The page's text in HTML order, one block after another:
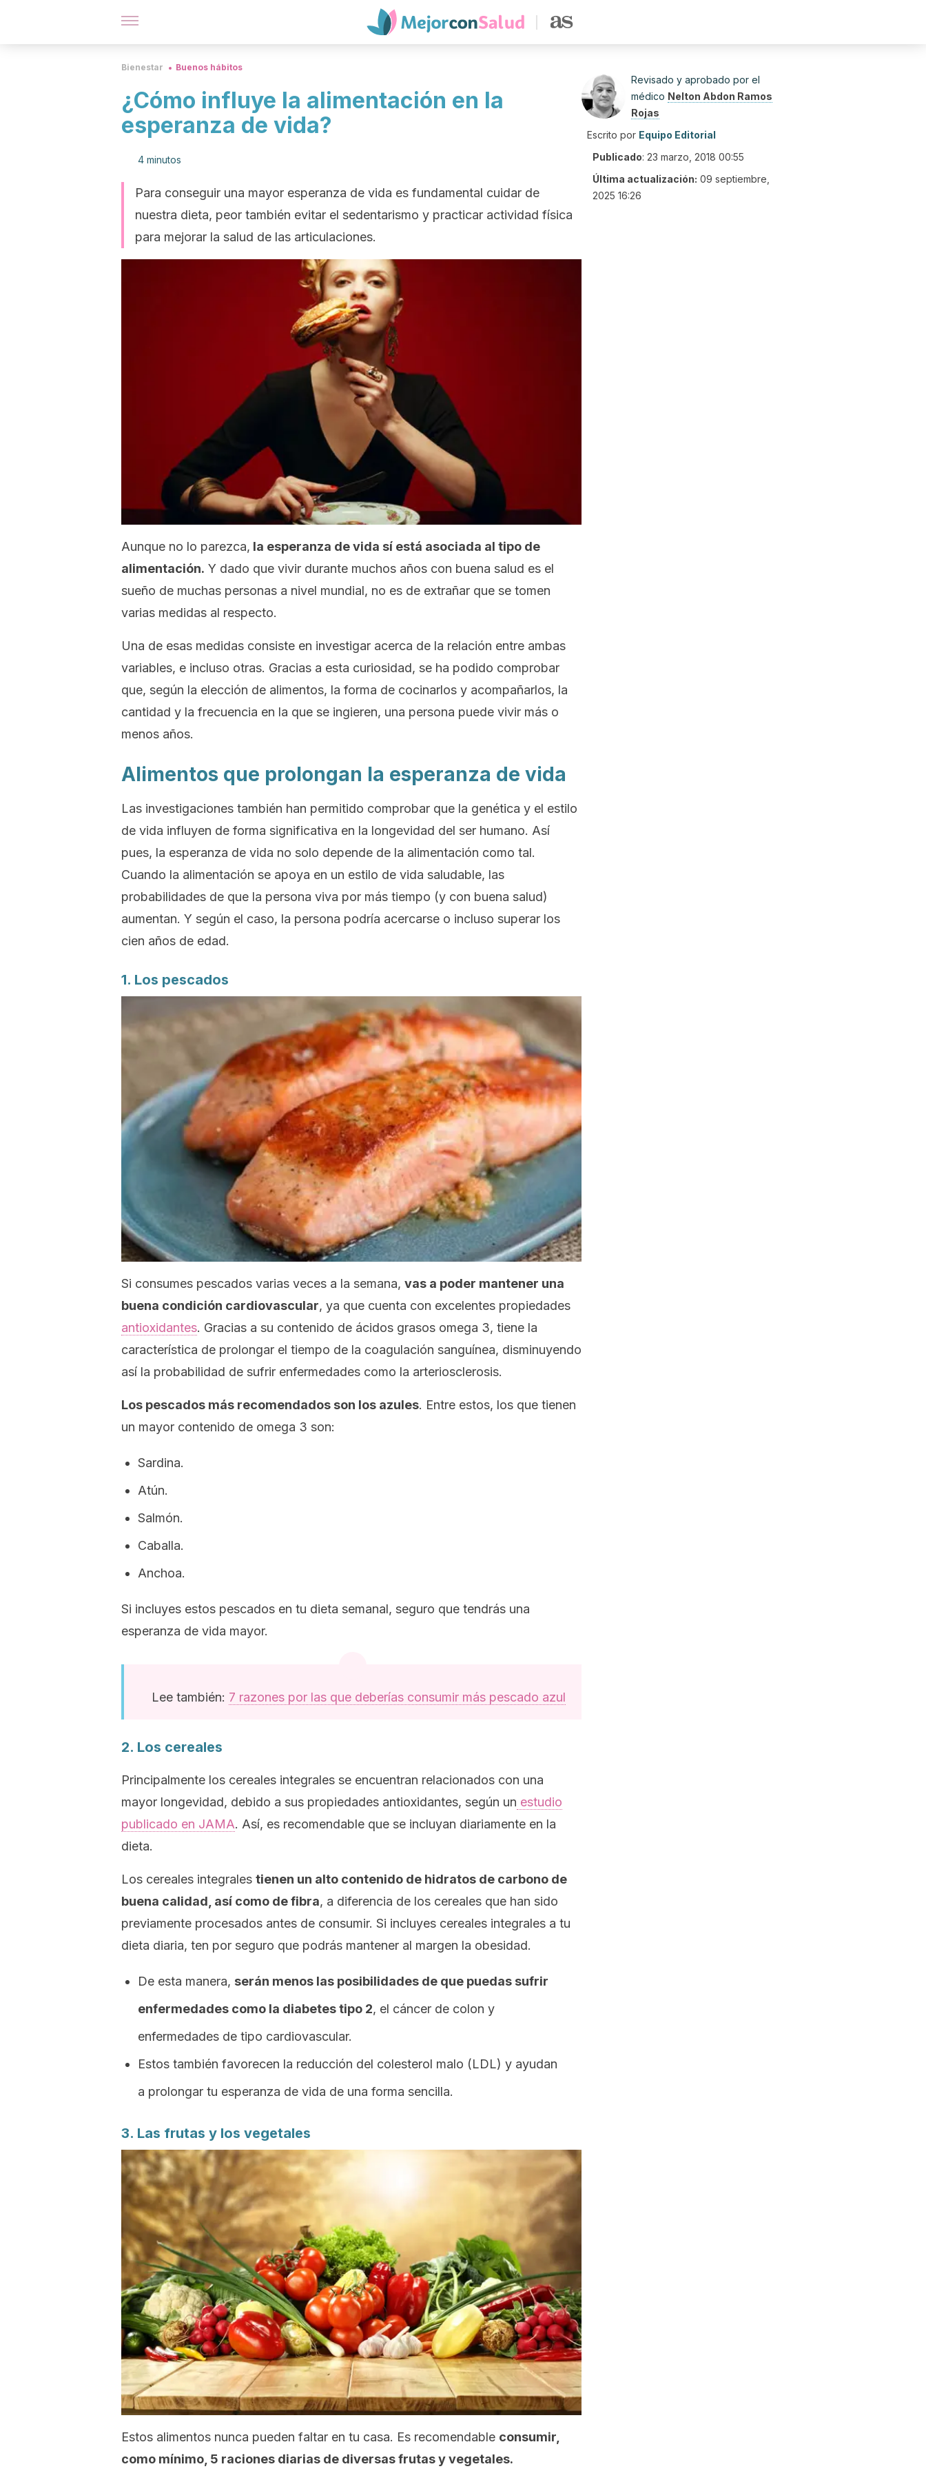
Bienestar Buenos hábitos
¿Cómo influye la alimentación en la
esperanza de vida?
4 minutos
Para conseguir una mayor esperanza de vida es fundamental cuidar de
nuestra dieta, peor también evitar el sedentarismo y practicar actividad física
para mejorar la salud de las articulaciones.
Aunque no lo parezca, la esperanza de vida sí está asociada al tipo de
alimentación. Y dado que vivir durante muchos años con buena salud es el
sueño de muchas personas a nivel mundial, no es de extrañar que se tomen
varias medidas al respecto.
Una de esas medidas consiste en investigar acerca de la relación entre ambas
variables, e incluso otras. Gracias a esta curiosidad, se ha podido comprobar
que, según la elección de alimentos, la forma de cocinarlos y acompañarlos, la
cantidad y la frecuencia en la que se ingieren, una persona puede vivir más o
menos años.
Alimentos que prolongan la esperanza de vida
Las investigaciones también han permitido comprobar que la genética y el estilo
de vida influyen de forma significativa en la longevidad del ser humano. Así
pues, la esperanza de vida no solo depende de la alimentación como tal.
Cuando la alimentación se apoya en un estilo de vida saludable, las
probabilidades de que la persona viva por más tiempo (y con buena salud)
aumentan. Y según el caso, la persona podría acercarse o incluso superar los
cien años de edad.
1. Los pescados
Si consumes pescados varias veces a la semana, vas a poder mantener una
buena condición cardiovascular, ya que cuenta con excelentes propiedades
antioxidantes. Gracias a su contenido de ácidos grasos omega 3, tiene la
característica de prolongar el tiempo de la coagulación sanguínea, disminuyendo
así la probabilidad de sufrir enfermedades como la arteriosclerosis.
Los pescados más recomendados son los azules. Entre estos, los que tienen
un mayor contenido de omega 3 son:
Sardina.
Atún.
Salmón.
Caballa.
Anchoa.
Si incluyes estos pescados en tu dieta semanal, seguro que tendrás una
esperanza de vida mayor.
Lee también: 7 razones por las que deberías consumir más pescado azul
2. Los cereales
Principalmente los cereales integrales se encuentran relacionados con una
mayor longevidad, debido a sus propiedades antioxidantes, según un estudio
publicado en JAMA. Así, es recomendable que se incluyan diariamente en la
dieta.
Los cereales integrales tienen un alto contenido de hidratos de carbono de
buena calidad, así como de fibra, a diferencia de los cereales que han sido
previamente procesados antes de consumir. Si incluyes cereales integrales a tu
dieta diaria, ten por seguro que podrás mantener al margen la obesidad.
De esta manera, serán menos las posibilidades de que puedas sufrir
enfermedades como la diabetes tipo 2, el cáncer de colon y
enfermedades de tipo cardiovascular.
Estos también favorecen la reducción del colesterol malo (LDL) y ayudan
a prolongar tu esperanza de vida de una forma sencilla.
3. Las frutas y los vegetales
Estos alimentos nunca pueden faltar en tu casa. Es recomendable consumir,
como mínimo, 5 raciones diarias de diversas frutas y vegetales.
Revisado y aprobado por el
médico Nelton Abdon Ramos
Rojas
Escrito por Equipo Editorial
Publicado: 23 marzo, 2018 00:55
Última actualización: 09 septiembre,
2025 16:26